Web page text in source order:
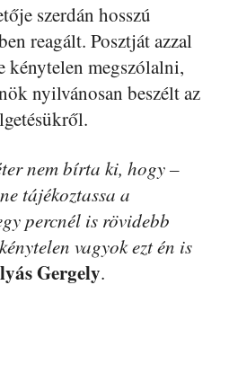
szerdán hosszú
reagált. Posztját azzal
kénytelen megszólalni,
nyilvánosan beszélt az
nem bírta ki, hogy –
tájékoztassa a
percnél is rövidebb
vagyok ezt én is
Gergely.